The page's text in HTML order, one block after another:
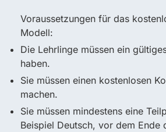
Voraussetzungen für das
Modell:
Die Lehrlinge müssen ein
haben.
Sie müssen einen kostenlosen
machen.
Sie müssen mindestens eine
Beispiel Deutsch, vor dem Ende